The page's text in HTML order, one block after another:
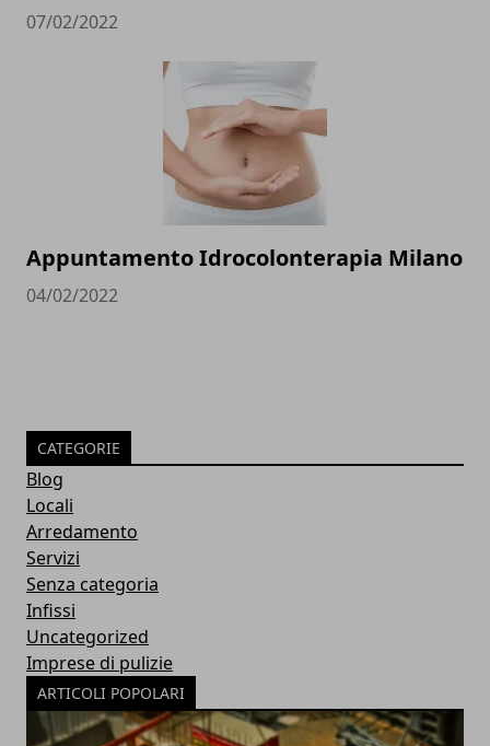
07/02/2022
Appuntamento Idrocolonterapia Milano
04/02/2022
CATEGORIE
Blog
Locali
Arredamento
Servizi
Senza categoria
Infissi
Uncategorized
Imprese di pulizie
ARTICOLI POPOLARI